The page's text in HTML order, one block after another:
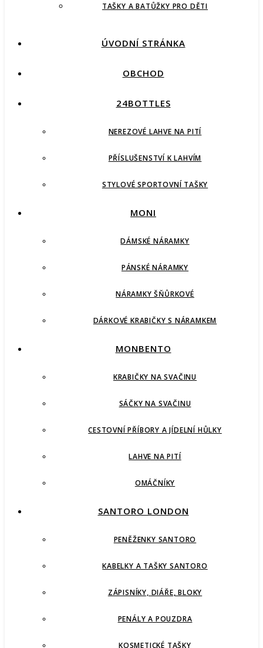
TAŠKY A BATŮŽKY PRO DĚTI
ÚVODNÍ STRÁNKA
OBCHOD
24BOTTLES
NEREZOVÉ LAHVE NA PITÍ
PŘÍSLUŠENSTVÍ K LAHVÍM
STYLOVÉ SPORTOVNÍ TAŠKY
MONI
DÁMSKÉ NÁRAMKY
PÁNSKÉ NÁRAMKY
NÁRAMKY ŠŇŮRKOVÉ
DÁRKOVÉ KRABIČKY S NÁRAMKEM
MONBENTO
KRABIČKY NA SVAČINU
SÁČKY NA SVAČINU
CESTOVNÍ PŘÍBORY A JÍDELNÍ HŮLKY
LAHVE NA PITÍ
OMÁČNÍKY
SANTORO LONDON
PENĚŽENKY SANTORO
KABELKY A TAŠKY SANTORO
ZÁPISNÍKY, DIÁŘE, BLOKY
PENÁLY A POUZDRA
KOSMETICKÉ TAŠKY